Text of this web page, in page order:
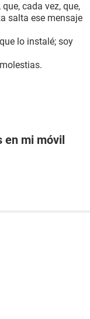
cada vez, que,
salta ese mensaje
lo instalé; soy
en mi móvil